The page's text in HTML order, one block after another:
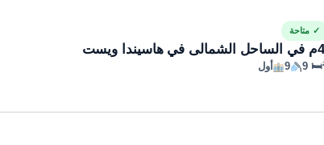
✓ متاحة
🛏 9
9 أول